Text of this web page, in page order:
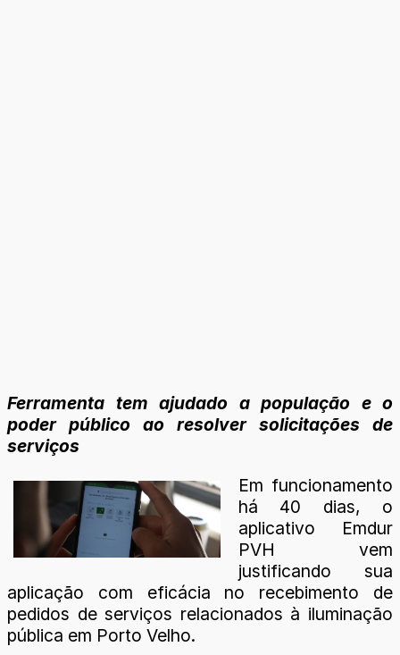
Ferramenta tem ajudado a população e o
poder público ao resolver solicitações de
serviços
Em funcionamento
há 40 dias, o
aplicativo Emdur
PVH vem
justificando sua
aplicação com eficácia no recebimento de
pedidos de serviços relacionados à iluminação
pública em Porto Velho.